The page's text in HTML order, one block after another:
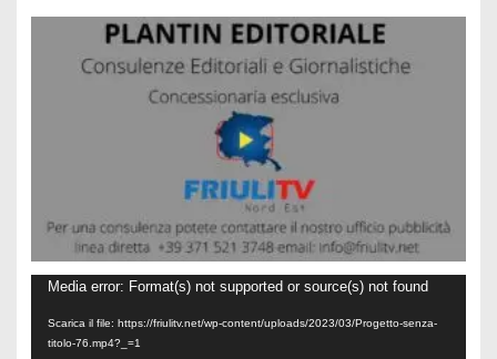
Media error: Format(s) not supported or source(s) not found
Scarica il file: https://friulitv.net/wp-content/uploads/2023/03/Progetto-senza-
titolo-76.mp4?_=1